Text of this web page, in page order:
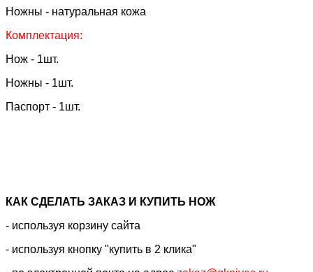
Ножны - натуральная кожа
Комплектация:
Нож - 1шт.
Ножны - 1шт.
Паспорт - 1шт.
КАК CДЕЛАТЬ ЗАКАЗ И КУПИТЬ НОЖ
- используя корзину сайта
- используя кнопку "купить в 2 клика"